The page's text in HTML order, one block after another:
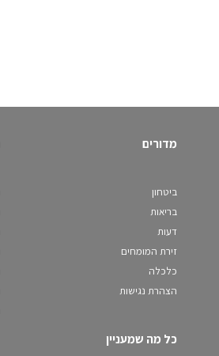
מדורים
ביטחון
בריאות
דעות
זירת המומחים
כלכלה
הצהרת נגישות
כל מה שמעניין